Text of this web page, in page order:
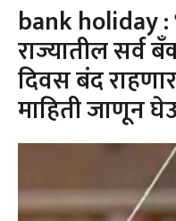
bank holiday :
राज्यातील सर्व
दिवस बंद
माहिती जाणून